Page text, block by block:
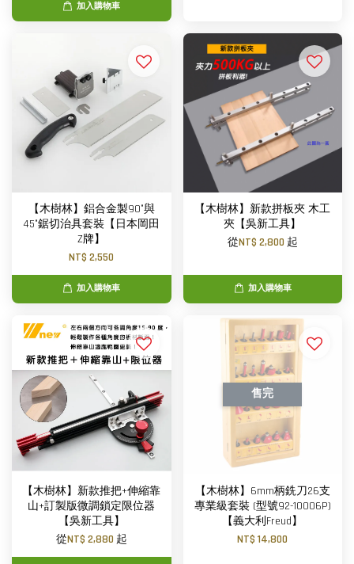
加入購物車
【木樹林】鋁合金製90°與
45°鋸切治具套裝【日本岡田
Z牌】
NT$ 2,550
加入購物車
【木樹林】新款拼板夾 木工
夾【吳新工具】
從NT$ 2,800 起
加入購物車
【木樹林】新款推把+伸縮靠
山+訂製版微調鎖定限位器
【吳新工具】
從NT$ 2,880 起
售完
【木樹林】6mm柄銑刀26支
專業級套裝 (型號92-10006P)
【義大利Freud】
NT$ 14,800